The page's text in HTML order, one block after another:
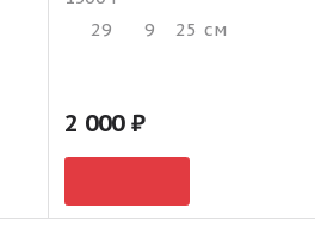
29
9 25 см
2 000